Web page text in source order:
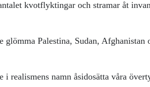
kvotflyktingar och stramar åt
glömma Palestina, Sudan, Afghanistan
i realismens namn åsidosätta våra